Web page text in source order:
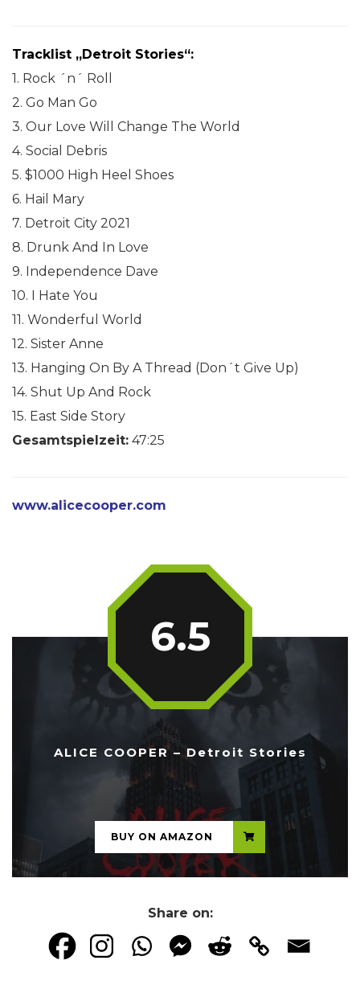
Tracklist „Detroit Stories“:
1. Rock ´n´ Roll
2. Go Man Go
3. Our Love Will Change The World
4. Social Debris
5. $1000 High Heel Shoes
6. Hail Mary
7. Detroit City 2021
8. Drunk And In Love
9. Independence Dave
10. I Hate You
11. Wonderful World
12. Sister Anne
13. Hanging On By A Thread (Don´t Give Up)
14. Shut Up And Rock
15. East Side Story
Gesamtspielzeit: 47:25
www.alicecooper.com
ALICE COOPER – Detroit Stories
6.5
...
BUY ON AMAZON
Share on: